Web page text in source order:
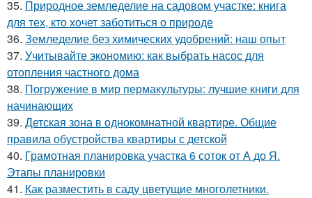
35. Природное земледелие на садовом участке: книга
для тех, кто хочет заботиться о природе
36. Земледелие без химических удобрений: наш опыт
37. Учитывайте экономию: как выбрать насос для
отопления частного дома
38. Погружение в мир пермакультуры: лучшие книги для
начинающих
39. Детская зона в однокомнатной квартире. Общие
правила обустройства квартиры с детской
40. Грамотная планировка участка 6 соток от А до Я.
Этапы планировки
41. Как разместить в саду цветущие многолетники.